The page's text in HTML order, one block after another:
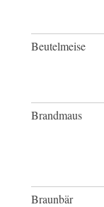
Beutelmeise
Brandmaus
Braunbär